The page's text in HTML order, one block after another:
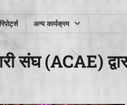
अन्य कार्यक्रम
संघ (ACAE)